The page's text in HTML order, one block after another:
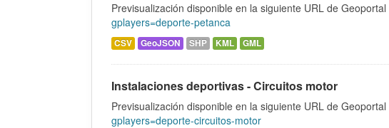
Previsualización disponible en la siguiente URL de Geoportal
gplayers=deporte-petanca
CSV GeoJSON SHP KML GML
Instalaciones deportivas - Circuitos motor
Previsualización disponible en la siguiente URL de Geoportal
gplayers=deporte-circuitos-motor